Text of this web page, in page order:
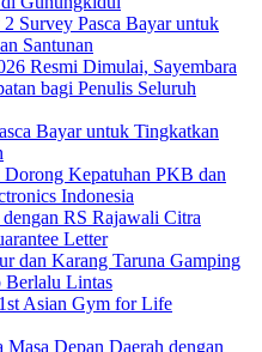
Survey Pasca Bayar untuk
Santunan
Resmi Dimulai, Sayembara
bagi Penulis Seluruh
Bayar untuk Tingkatkan
Dorong Kepatuhan PKB dan
Indonesia
RS Rajawali Citra
Letter
dan Karang Taruna Gamping
Berlalu Lintas
Asian Gym for Life
Depan Daerah dengan